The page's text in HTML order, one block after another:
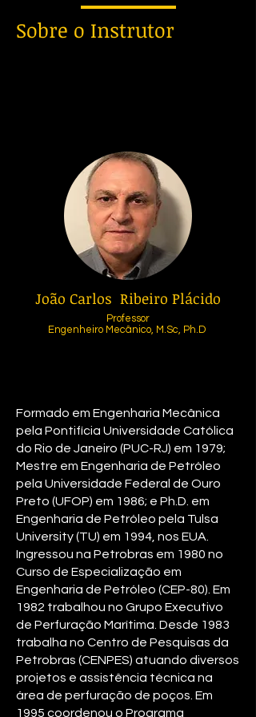
Sobre o Instrutor
João Carlos Ribeiro Plácido
Professor
Engenheiro Mecânico, M.Sc, Ph.D
Formado em Engenharia Mecânica
pela Pontifícia Universidade Católica
do Rio de Janeiro (PUC-RJ) em 1979;
Mestre em Engenharia de Petróleo
pela Universidade Federal de Ouro
Preto (UFOP) em 1986; e Ph.D. em
Engenharia de Petróleo pela Tulsa
University (TU) em 1994, nos EUA.
Ingressou na Petrobras em 1980 no
Curso de Especialização em
Engenharia de Petróleo (CEP-80). Em
1982 trabalhou no Grupo Executivo
de Perfuração Marítima. Desde 1983
trabalha no Centro de Pesquisas da
Petrobras (CENPES) atuando diversos
projetos e assistência técnica na
área de perfuração de poços. Em
1995 coordenou o Programa